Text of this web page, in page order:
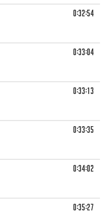
0:32:54
0:33:04
0:33:13
0:33:35
0:34:02
0:35:27